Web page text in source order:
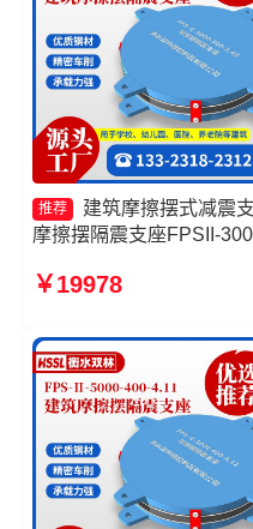
推荐
建筑摩擦摆式减震
摩擦摆隔震支座FPSII-
FPSII-6000-300-3.48源头
9000-300-3.48生产厂家
￥19978